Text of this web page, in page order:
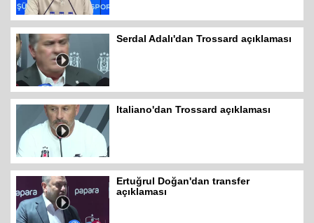
Serdal Adalı'dan Trossard açıklaması
Italiano'dan Trossard açıklaması
Ertuğrul Doğan'dan transfer
açıklaması